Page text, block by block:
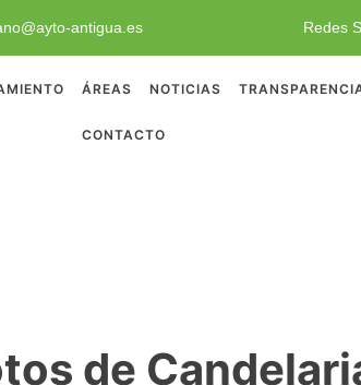
antigua.es Redes
ÁREAS NOTICIAS
CONTACTO
de